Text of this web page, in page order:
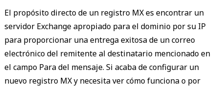
El propósito directo de un registro MX es encontrar un
servidor Exchange apropiado para el dominio por su IP
para proporcionar una entrega exitosa de un correo
electrónico del remitente al destinatario mencionado en
el campo Para del mensaje. Si acaba de configurar un
nuevo registro MX y necesita ver cómo funciona o por